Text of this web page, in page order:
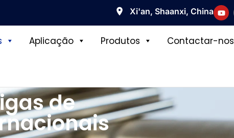
Xi'an, Shaanxi, China
Aplicação Produtos Contactar-nos
de